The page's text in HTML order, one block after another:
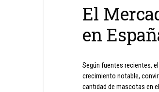
El
en
Según fuentes recientes,
crecimiento notable,
cantidad de mascotas en